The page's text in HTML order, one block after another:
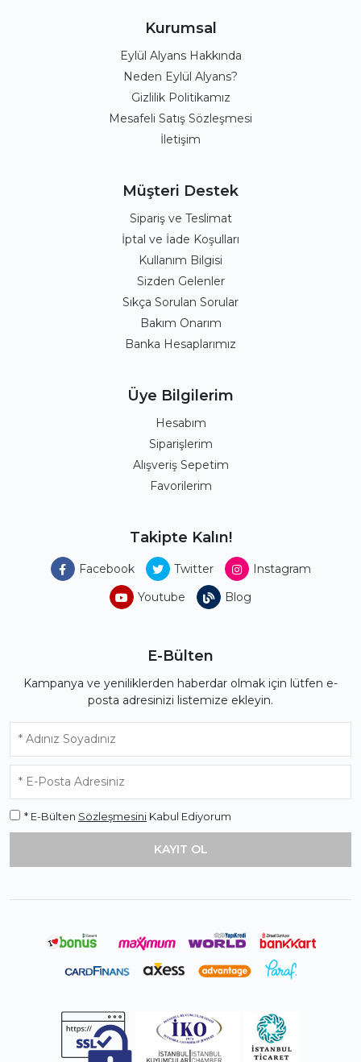
Kurumsal
Eylül Alyans Hakkında
Neden Eylül Alyans?
Gizlilik Politikamız
Mesafeli Satış Sözleşmesi
İletişim
Müşteri Destek
Sipariş ve Teslimat
İptal ve İade Koşulları
Kullanım Bilgisi
Sizden Gelenler
Sıkça Sorulan Sorular
Bakım Onarım
Banka Hesaplarımız
Üye Bilgilerim
Hesabım
Siparişlerim
Alışveriş Sepetim
Favorilerim
Takipte Kalın!
Facebook Twitter
Instagram
Youtube
Blog
E-Bülten
Kampanya ve yeniliklerden haberdar olmak için lütfen e-
posta adresinizi listemize ekleyin.
* E-Bülten Sözleşmesini Kabul Ediyorum